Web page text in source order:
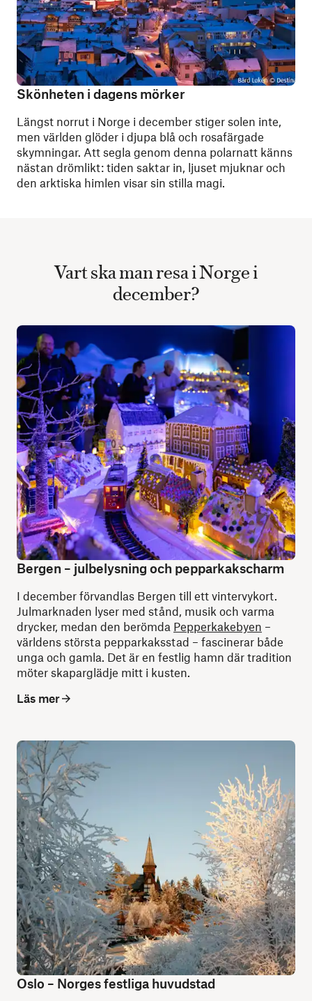
Skönheten i dagens mörker
Längst norrut i Norge i december stiger solen inte,
men världen glöder i djupa blå och rosafärgade
skymningar. Att segla genom denna polarnatt känns
nästan drömlikt: tiden saktar in, ljuset mjuknar och
den arktiska himlen visar sin stilla magi.
Vart ska man resa i Norge i
december?
Bergen – julbelysning och pepparkakscharm
I december förvandlas Bergen till ett vintervykort.
Julmarknaden lyser med stånd, musik och varma
drycker, medan den berömda Pepperkakebyen –
världens största pepparkaksstad – fascinerar både
unga och gamla. Det är en festlig hamn där tradition
möter skaparglädje mitt i kusten.
Läs mer
Oslo – Norges festliga huvudstad